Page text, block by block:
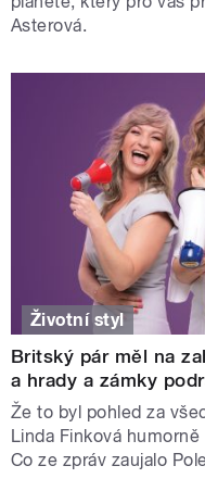
Asterová.
Životní styl
Britský pár měl na
a hrady a zámky
Že to byl pohled za
Linda Finková
Co ze zpráv zaujalo